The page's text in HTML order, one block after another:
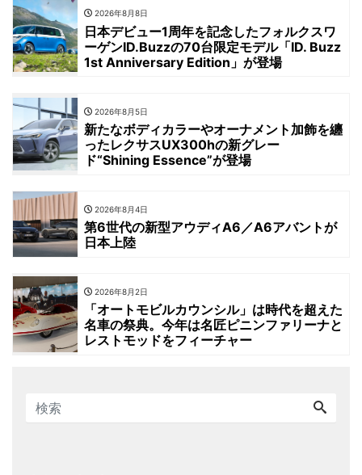
2026年8月8日
日本デビュー1周年を記念したフォルクスワ
ーゲンID.Buzzの70台限定モデル「ID. Buzz
1st Anniversary Edition」が登場
2026年8月5日
新たなボディカラーやオーナメント加飾を纏
ったレクサスUX300hの新グレー
ド“Shining Essence”が登場
2026年8月4日
第6世代の新型アウディA6／A6アバントが
日本上陸
2026年8月2日
「オートモビルカウンシル」は時代を超えた
名車の祭典。今年は名匠ピニンファリーナと
レストモッドをフィーチャー